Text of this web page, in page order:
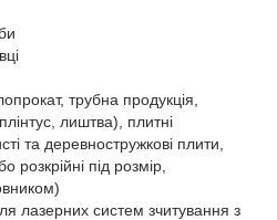
трубна продукція,
лиштва), плитні
та деревностружкові плити,
розкрійні під розмір,
лазерних систем зчитування з